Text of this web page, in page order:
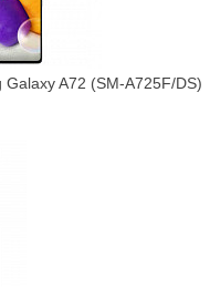
Galaxy A72 (SM-A725F/DS)